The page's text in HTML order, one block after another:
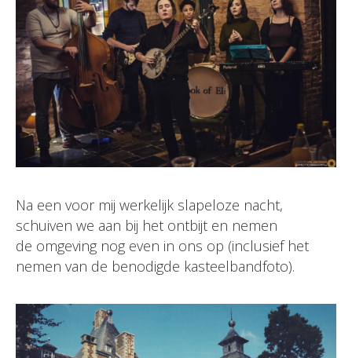
Na een voor mij werkelijk slapeloze nacht,
schuiven we aan bij het ontbijt en nemen
de omgeving nog even in ons op (inclusief het
nemen van de benodigde kasteelbandfoto).